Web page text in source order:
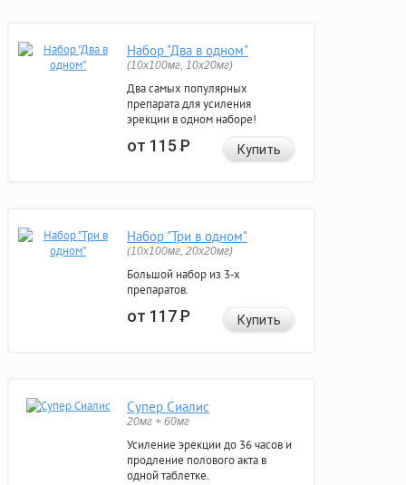
Набор "Два в одном"
(10x100мг, 10x20мг)
Два самых популярных
препарата для усиления
эрекции в одном наборе!
от 115Р Купить
Набор "Три в одном"
(10x100мг, 20x20мг)
Большой набор из 3-х
препаратов.
от 117Р Купить
Супер Сиалис
20мг + 60мг
Усиление эрекции до 36 часов и
продление полового акта в
одной таблетке.